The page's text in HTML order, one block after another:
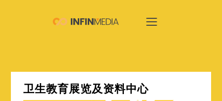
卫生教育展览及资料中心